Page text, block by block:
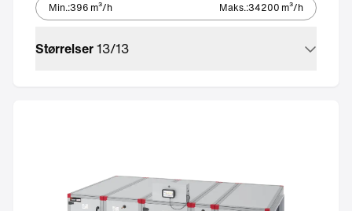
Min.:396 m³/h Maks.:34200 m³/h
Størrelser13/13